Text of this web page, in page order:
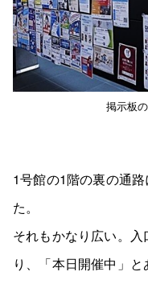
掲示板
1号館の1階の裏の通
た。
それもかなり広い。
り、「本日開催中」